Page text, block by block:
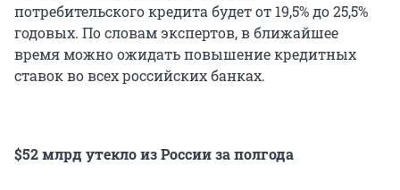
потребительского кредита будет от 19,5% до 25,5%
годовых. По словам экспертов, в ближайшее
время можно ожидать повышение кредитных
ставок во всех российских банках.
$52 млрд утекло из России за полгода